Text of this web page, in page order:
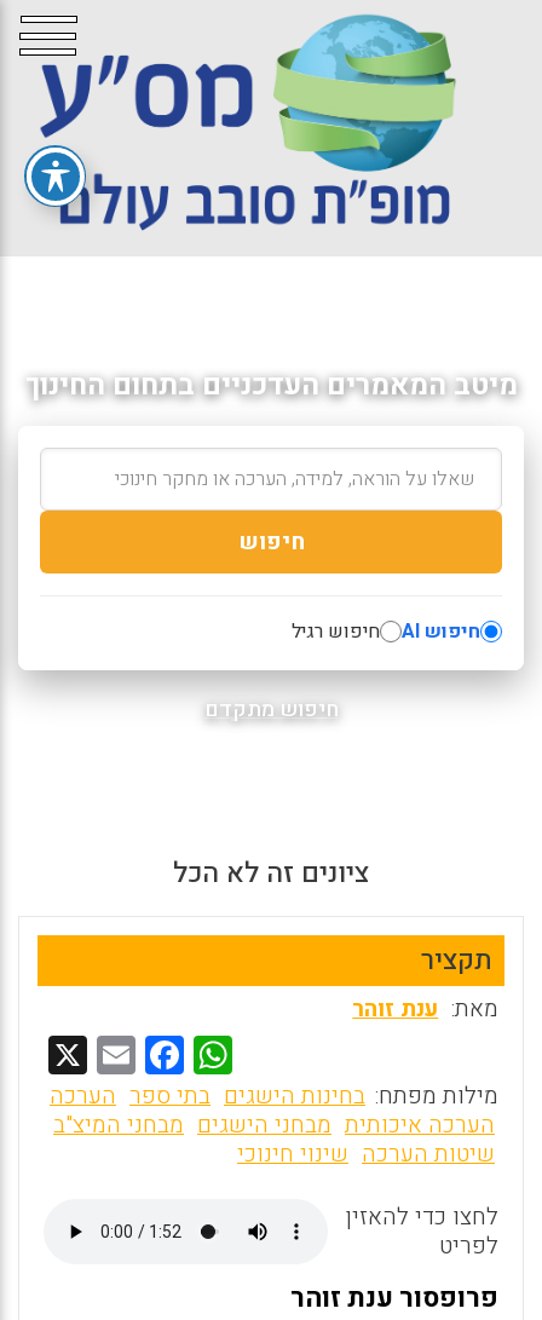
מיטב המאמרים העדכניים בתחום החינוך
חיפוש
חיפוש AI חיפוש רגיל
חיפוש מתקדם
ציונים זה לא הכל
תקציר
מאת: ענת זוהר
W
h
at
A
p
F
a
ce
o
o
E
m
ai
מילות מפתח: בחינות הישגים בתי ספר הערכה
הערכה איכותית מבחני הישגים מבחני המיצ"ב
שיטות הערכה שינוי חינוכי
לחצו כדי להאזין
לפריט
פרופסור ענת זוהר